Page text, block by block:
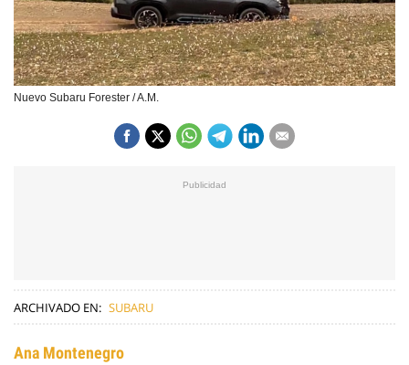
Nuevo Subaru Forester / A.M.
ARCHIVADO EN: SUBARU
Ana Montenegro